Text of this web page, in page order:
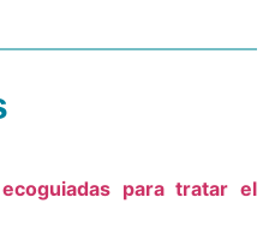
para tratar el